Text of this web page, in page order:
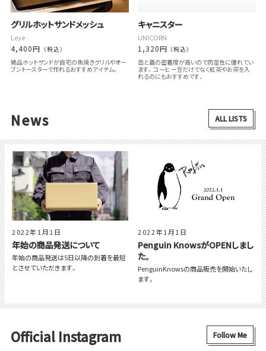
グリルホットサンドメッシュ
Leye
4,400円 （税込）
絶品ホットサンドが自宅の魚焼きグリルやオー
ブントースターで作れるおすすめアイテム。
キャニスター
UNICORN
1,320円 （税込）
缶と蓋の密着度が高いので防湿性に優れてい
ます。コーヒー豆だけでなく紅茶やお茶を入
れるのにもおすすめです。
News ALL LISTS
2022年1月1日
年始の商品発送について
年始の商品発送は5日以降の到着を最短
とさせていただきます。
2022年1月1日
Penguin KnowsがOPENしまし
た。
PenguinKnowsの商品販売を開始いたし
ます。
Official Instagram Follow Me